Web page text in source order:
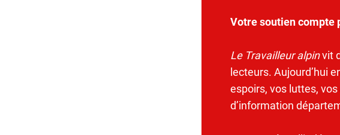
Votre soutien compte
Le Travailleur alpinvit
lecteurs. Aujourd’hui
espoirs, vos luttes,
d’information